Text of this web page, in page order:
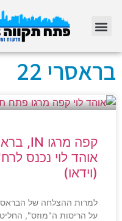
בראסרי 22
אוהד לוי נכנס
(וידאו)
למרות ההצלחה של
על הריסות ה"מוזס",